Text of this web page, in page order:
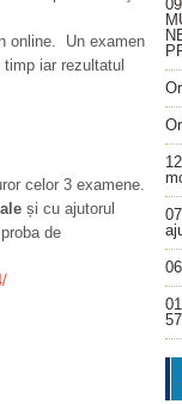
online. Un examen
iar rezultatul
celor 3 examene.
și cu ajutorul
proba de